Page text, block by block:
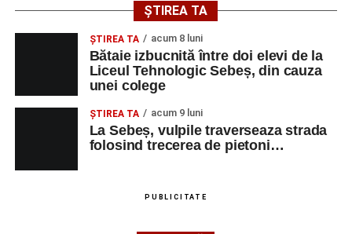
ȘTIREA TA
ŞTIREA TA acum 8 luni
Bătaie izbucnită între doi elevi de la
Liceul Tehnologic Sebeș, din cauza
unei colege
ŞTIREA TA acum 9 luni
La Sebeș, vulpile traverseaza strada
folosind trecerea de pietoni…
PUBLICITATE